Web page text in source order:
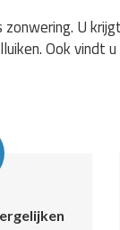
U
Ook vindt